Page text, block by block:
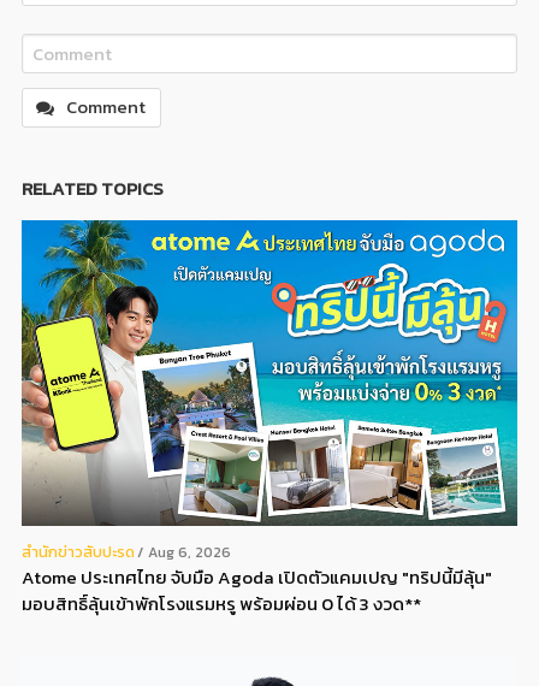
Comment
RELATED TOPICS
สํานักข่าวสับปะรด Aug 6, 2026
Atome ประเทศไทย จับมือ Agoda เปิดตัวแคมเปญ "ทริปนี้มีลุ้น"
มอบสิทธิ์ลุ้นเข้าพักโรงแรมหรู พร้อมผ่อน 0 ได้ 3 งวด**